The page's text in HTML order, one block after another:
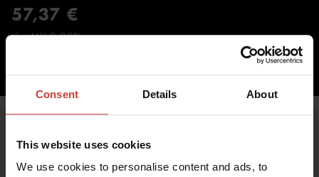
Consent Details About
This website uses cookies
We use cookies to personalise content and ads, to
57,37 €
sis. ALV 0,00%